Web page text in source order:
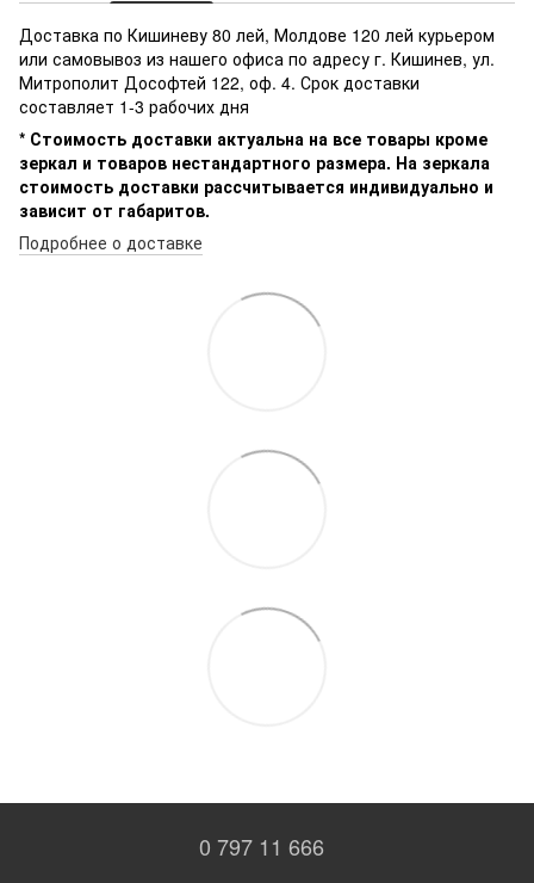
Доставка по Кишиневу 80 лей, Молдове 120 лей курьером
или самовывоз из нашего офиса по адресу г. Кишинев, ул.
Митрополит Дософтей 122, оф. 4. Срок доставки
составляет 1-3 рабочих дня
* Стоимость доставки актуальна на все товары кроме
зеркал и товаров нестандартного размера. На зеркала
стоимость доставки рассчитывается индивидуально и
зависит от габаритов.
Подробнее о доставке
0 797 11 666